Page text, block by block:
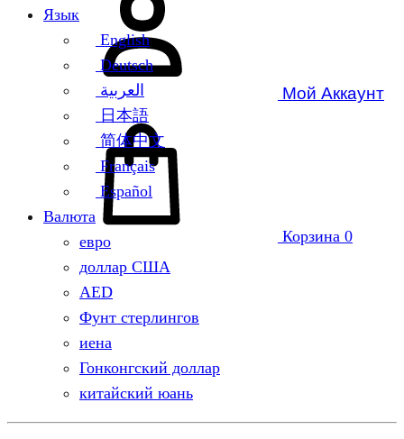
Мой Аккаунт
Корзина 0
Язык
English
Deutsch
العربية
日本語
简体中文
Français
Español
Валюта
евро
доллар США
AED
Фунт стерлингов
иена
Гонконгский доллар
китайский юань